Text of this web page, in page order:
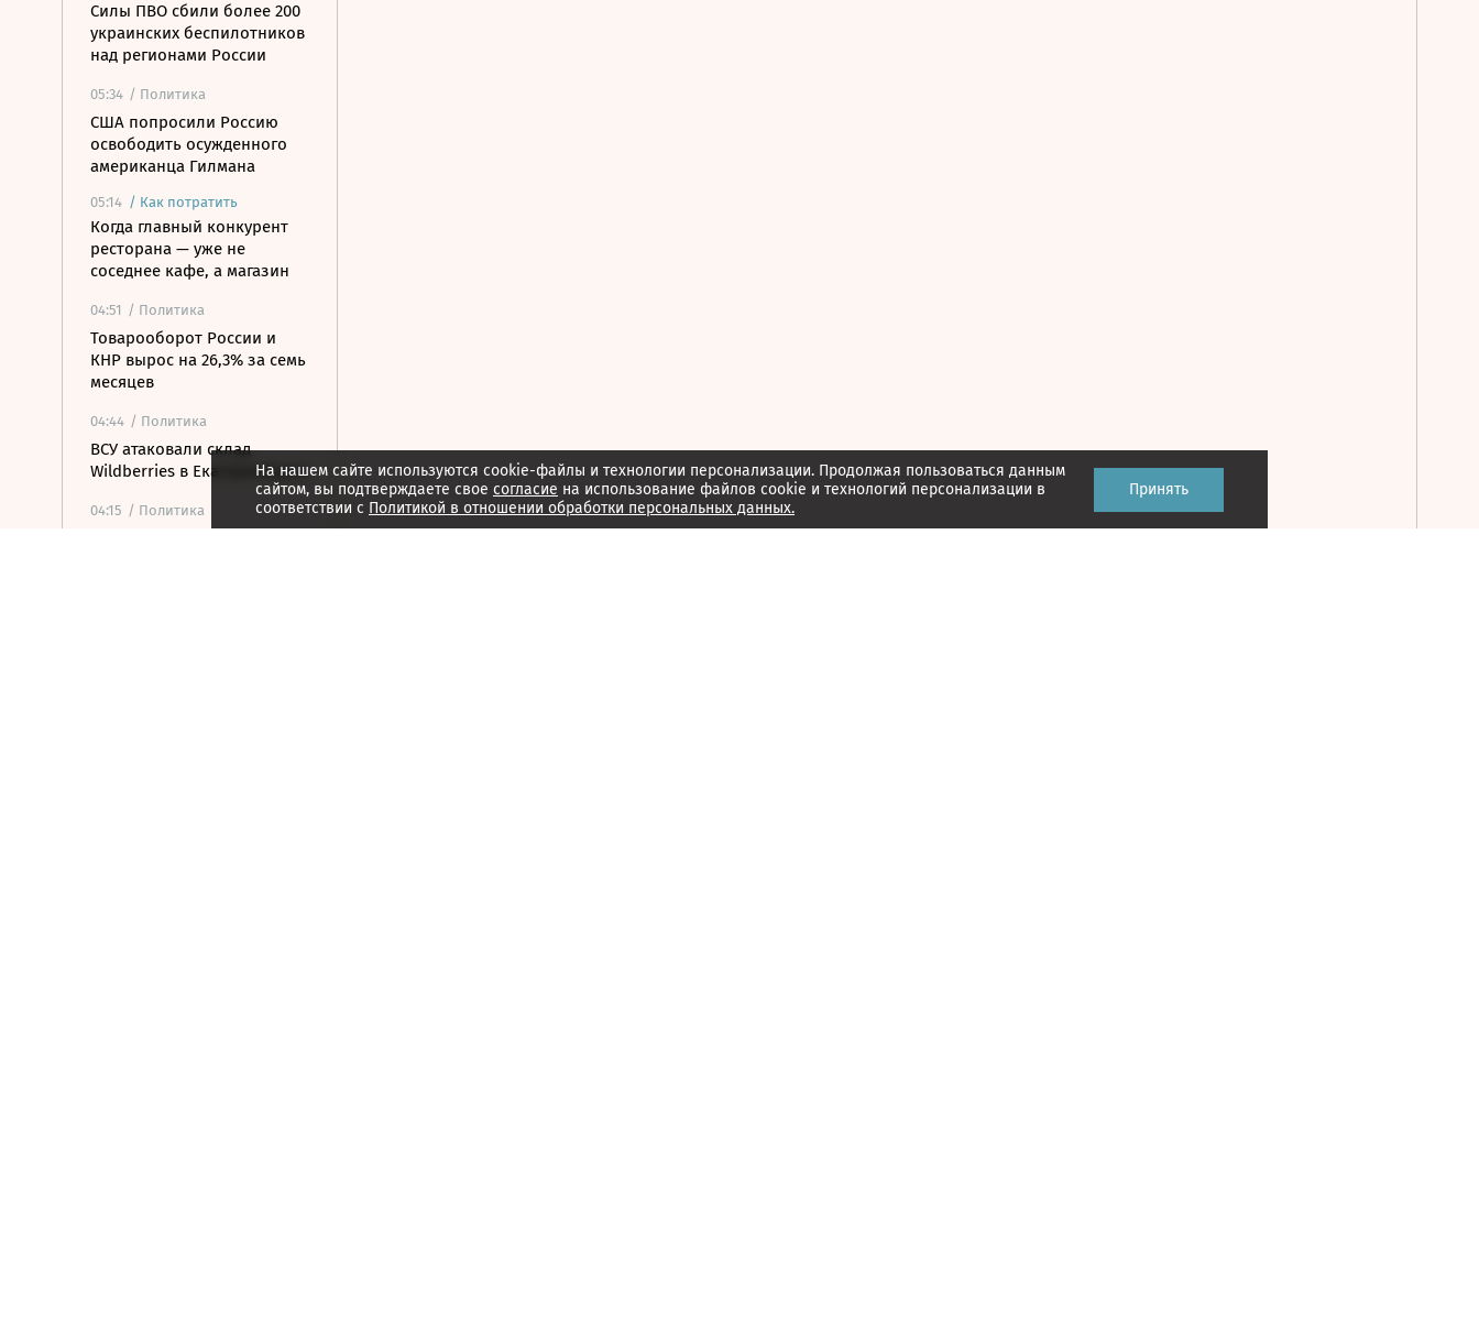
Силы ПВО сбили более 200
украинских беспилотников
над регионами России
05:34 / Политика
США попросили Россию
освободить осужденного
американца Гилмана
05:14 / Как потратить
Когда главный конкурент
ресторана — уже не
соседнее кафе, а магазин
04:51 / Политика
Товарооборот России и
КНР вырос на 26,3% за семь
месяцев
04:44 / Политика
ВСУ атаковали склад
Wildberries в Екатеринбурге
04:15 / Политика
На нашем сайте используются cookie-файлы и технологии персонализации. Продолжая пользоваться данным
сайтом, вы подтверждаете свое согласие на использование файлов cookie и технологий персонализации в
соответствии с Политикой в отношении обработки персональных данных.
Принять